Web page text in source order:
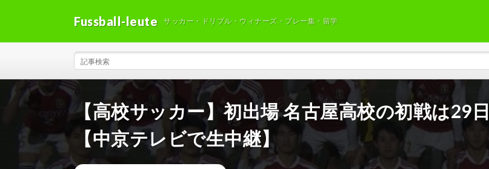
Fussball-leute サッカー・ドリブル・ウィナーズ・プレー集・留学
【高校サッカー】初出場 名古屋高校の初戦は29日
【中京テレビで生中継】